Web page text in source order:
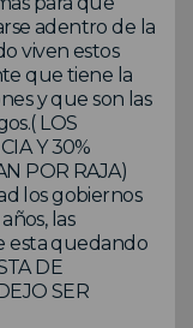
adentro de la
viven estos
que tiene la
y que son las
LOS
Y 30%
POR RAJA)
los gobiernos
las
esta quedando
DE
SER